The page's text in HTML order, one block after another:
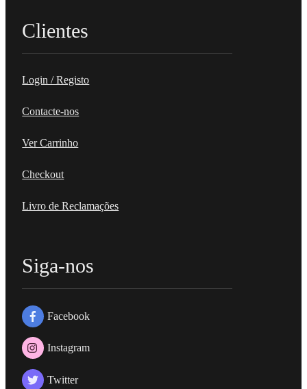
Clientes
Login / Registo
Contacte-nos
Ver Carrinho
Checkout
Livro de Reclamações
Siga-nos
Facebook
Instagram
Twitter